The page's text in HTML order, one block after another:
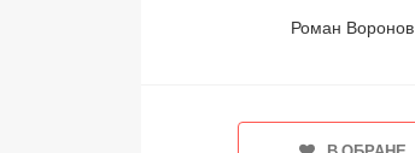
Роман Воронов